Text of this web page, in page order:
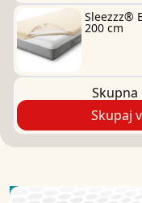
Sleezzz®
200 cm
Skupna
Skupaj